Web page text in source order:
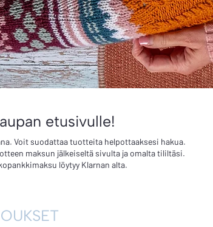
etusivulle!
Voit suodattaa tuotteita helpottaaksesi hakua.
maksun jälkeiseltä sivulta ja omalta tililtäsi.
löytyy Klarnan alta.